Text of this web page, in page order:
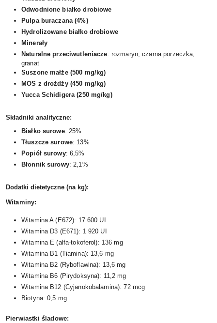
Odwodnione białko drobiowe
Pulpa buraczana (4%)
Hydrolizowane białko drobiowe
Minerały
Naturalne przeciwutleniacze: rozmaryn, czarna porzeczka,
granat
Suszone małże (500 mg/kg)
MOS z drożdży (450 mg/kg)
Yucca Schidigera (250 mg/kg)
Składniki analityczne:
Białko surowe: 25%
Tłuszcze surowe: 13%
Popiół surowy: 6,5%
Błonnik surowy: 2,1%
Dodatki dietetyczne (na kg):
Witaminy:
Witamina A (E672): 17 600 UI
Witamina D3 (E671): 1 920 UI
Witamina E (alfa-tokoferol): 136 mg
Witamina B1 (Tiamina): 13,6 mg
Witamina B2 (Ryboflawina): 13,6 mg
Witamina B6 (Pirydoksyna): 11,2 mg
Witamina B12 (Cyjanokobalamina): 72 mcg
Biotyna: 0,5 mg
Pierwiastki śladowe: